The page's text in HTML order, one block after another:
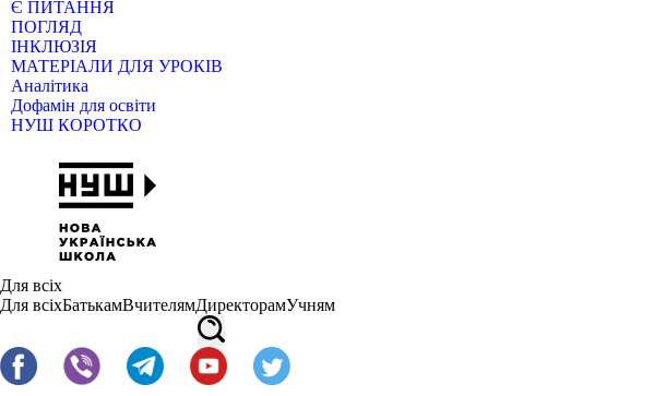
Є ПИТАННЯ
ПОГЛЯД
ІНКЛЮЗІЯ
МАТЕРІАЛИ ДЛЯ УРОКІВ
Аналітика
Дофамін для освіти
НУШ КОРОТКО
Для всіх
Для всіхБатькамВчителямДиректорамУчням